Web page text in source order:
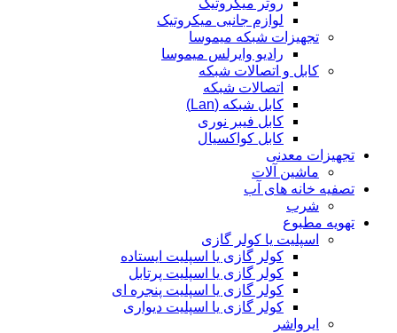
روتر میکروتیک
لوازم جانبی میکروتیک
تجهیزات شبکه میموسا
رادیو وایرلس میموسا
کابل و اتصالات شبکه
اتصالات شبکه
کابل شبکه (Lan)
کابل فیبر نوری
کابل کواکسیال
تجهیزات معدنی
ماشین آلات
تصفیه خانه های آب
شرب
تهویه مطبوع
اسپلیت یا کولر گازی
کولر گازی یا اسپلیت ایستاده
کولر گازی یا اسپلیت پرتابل
کولر گازی یا اسپلیت پنجره ای
کولر گازی یا اسپلیت دیواری
ایرواشر